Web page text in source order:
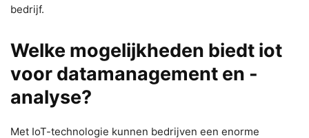
bedrijf.
Welke mogelijkheden biedt iot
voor datamanagement en -
analyse?
Met IoT-technologie kunnen bedrijven een enorme